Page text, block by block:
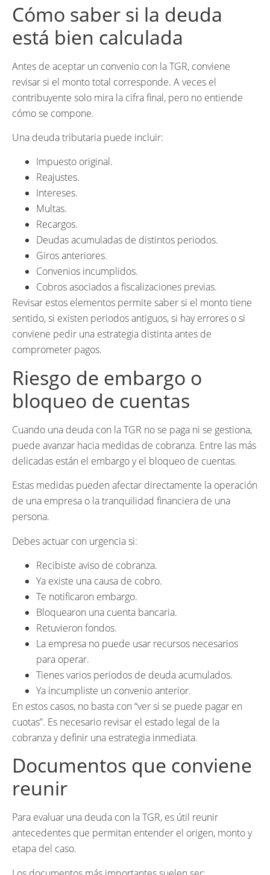
Cómo saber si la deuda
está bien calculada
Antes de aceptar un convenio con la TGR, conviene
revisar si el monto total corresponde. A veces el
contribuyente solo mira la cifra final, pero no entiende
cómo se compone.
Una deuda tributaria puede incluir:
Impuesto original.
Reajustes.
Intereses.
Multas.
Recargos.
Deudas acumuladas de distintos periodos.
Giros anteriores.
Convenios incumplidos.
Cobros asociados a fiscalizaciones previas.
Revisar estos elementos permite saber si el monto tiene
sentido, si existen periodos antiguos, si hay errores o si
conviene pedir una estrategia distinta antes de
comprometer pagos.
Riesgo de embargo o
bloqueo de cuentas
Cuando una deuda con la TGR no se paga ni se gestiona,
puede avanzar hacia medidas de cobranza. Entre las más
delicadas están el embargo y el bloqueo de cuentas.
Estas medidas pueden afectar directamente la operación
de una empresa o la tranquilidad financiera de una
persona.
Debes actuar con urgencia si:
Recibiste aviso de cobranza.
Ya existe una causa de cobro.
Te notificaron embargo.
Bloquearon una cuenta bancaria.
Retuvieron fondos.
La empresa no puede usar recursos necesarios
para operar.
Tienes varios periodos de deuda acumulados.
Ya incumpliste un convenio anterior.
En estos casos, no basta con “ver si se puede pagar en
cuotas”. Es necesario revisar el estado legal de la
cobranza y definir una estrategia inmediata.
Documentos que conviene
reunir
Para evaluar una deuda con la TGR, es útil reunir
antecedentes que permitan entender el origen, monto y
etapa del caso.